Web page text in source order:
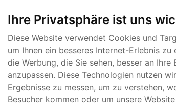
Ihre Privatsphäre ist uns
Diese Website verwendet Cookies und
um Ihnen ein besseres Internet-Erlebnis zu
die Werbung, die Sie sehen, besser an Ihre
anzupassen. Diese Technologien nutzen
Ergebnisse zu messen, um zu verstehen,
Besucher kommen oder um unsere
AGB
Kontakt
RSS-Feeds
Für